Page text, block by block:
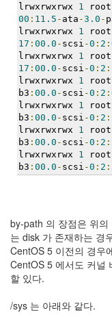
lrwxrwxrwx 1
00 : 11.5 - ata -3.0 -
lrwxrwxrwx 1
17 : 00.0 - scsi -0 : 2 :
lrwxrwxrwx 1
17 : 00.0 - scsi -0 : 2 :
lrwxrwxrwx 1
b3 : 00.0 - scsi -0 : 2 :
lrwxrwxrwx 1
b3 : 00.0 - scsi -0 : 2 :
lrwxrwxrwx 1
b3 : 00.0 - scsi -0 : 2 :
lrwxrwxrwx 1
b3 : 00.0 - scsi -0 : 2 :
by-path 의 장점은 위
는 disk 가 존재하는 경
CentOS 5 이전의 경우
CentOS 5 에서도 커널
할 있다.
/sys 는 아래와 같다.
L10N
iPutty
AnNyung
LInux
Find!
Categories
전
192